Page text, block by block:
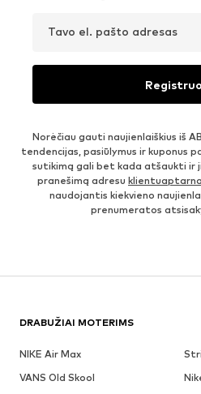
Tavo el. pašto adresas
Norėčiau gauti naujienlaiškius iš
tendencijas, pasiūlymus ir kuponus
sutikimą gali bet kada atšaukti ir
pranešimą adresu
naudojantis kiekvieno
prenumeratos
DRABUŽIAI MOTERIMS
NIKE Air Max
VANS Old Skool